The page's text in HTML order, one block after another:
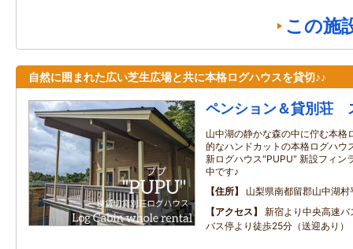
この施
自然に囲まれた広い芝生広場と共に本格ログハウスを貸切♪♪
ペンション＆貸別荘
山中湖の静かな森の中に佇む本格
的なハンドカットの本格ログハウ
新ログハウス"PUPU" 新設フィン
中です♪
住所
山梨県南都留郡山中湖
アクセス
新宿より中央高速
バス停より徒歩25分（送迎あり）